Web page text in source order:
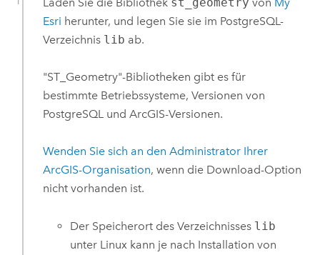
Esri herunter, und legen Sie sie im PostgreSQL -
Verzeichnis lib ab.
"ST_Geometry"-Bibliotheken gibt es für
bestimmte Betriebssysteme, Versionen von
PostgreSQLund ArcGIS-Versionen.
Wenden Sie sich an den Administrator Ihrer
ArcGIS-Organisation, wenn die Download-Option
nicht vorhanden ist.
Der Speicherort des Verzeichnisses lib
unter Linux kann je nach Installation von